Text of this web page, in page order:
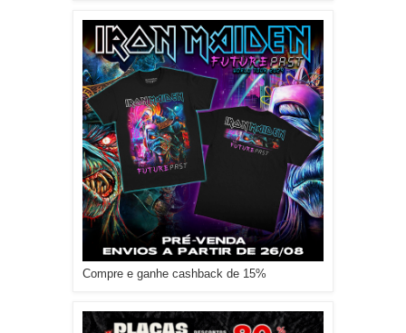
Compre e ganhe cashback de 15%